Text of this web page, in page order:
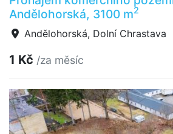
Andělohorská, 3100 m2
Andělohorská, Dolní Chrastava
1 Kč /za měsíc